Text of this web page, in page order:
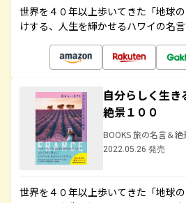
世界を４０年以上歩いてきた「地球
けする、人生を輝かせるハワイの名
自分らしく生き
絶景１００
BOOKS 旅の名言＆絶
2022.05.26 発売
世界を４０年以上歩いてきた「地球